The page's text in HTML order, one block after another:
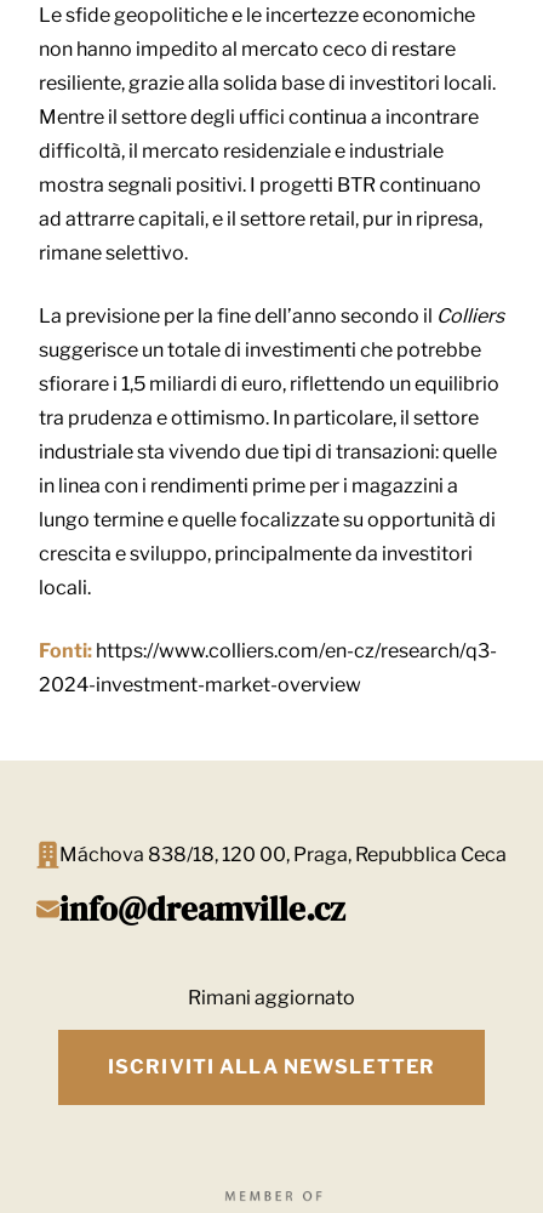
Le sfide geopolitiche e le incertezze economiche
non hanno impedito al mercato ceco di restare
resiliente, grazie alla solida base di investitori locali.
Mentre il settore degli uffici continua a incontrare
difficoltà, il mercato residenziale e industriale
mostra segnali positivi. I progetti BTR continuano
ad attrarre capitali, e il settore retail, pur in ripresa,
rimane selettivo.
La previsione per la fine dell’anno secondo il Colliers
suggerisce un totale di investimenti che potrebbe
sfiorare i 1,5 miliardi di euro, riflettendo un equilibrio
tra prudenza e ottimismo. In particolare, il settore
industriale sta vivendo due tipi di transazioni: quelle
in linea con i rendimenti prime per i magazzini a
lungo termine e quelle focalizzate su opportunità di
crescita e sviluppo, principalmente da investitori
locali.
Fonti: https://www.colliers.com/en-cz/research/q3-
2024-investment-market-overview
Máchova 838/18, 120 00, Praga, Repubblica Ceca
info@dreamville.cz
Rimani aggiornato
ISCRIVITI ALLA NEWSLETTER